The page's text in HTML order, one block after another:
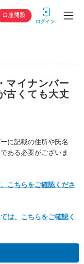
GMOクリック
口座開設
マイナンバー
古くても大丈
に記載の住所や氏名
ある必要がございま
こちらをご確認くださ
は、こちらをご確認く